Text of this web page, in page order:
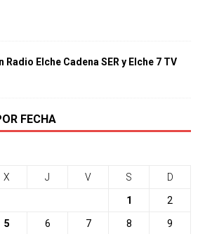
Radio Elche Cadena SER y Elche 7 TV
FECHA
X J V S D
1 2
5 6 7 8 9